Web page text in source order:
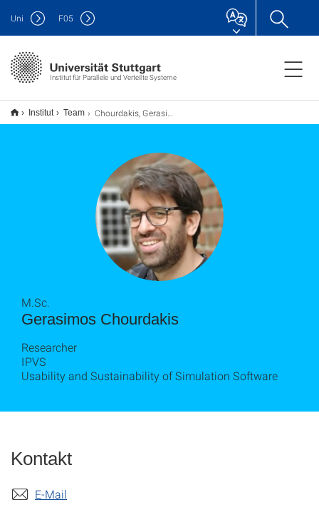
Institut für Parallele und Verteilte Systeme
Uni F05
Institut Team Chourdakis, Gerasimos
Gerasimos Chourdakis
M.Sc.
Researcher
IPVS
Usability and Sustainability of Simulation Software
Kontakt
E-Mail